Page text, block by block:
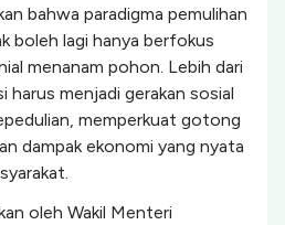
bahwa paradigma pemulihan
boleh lagi hanya berfokus
menanam pohon. Lebih dari
harus menjadi gerakan sosial
memperkuat gotong
dampak ekonomi yang nyata
oleh Wakil Menteri